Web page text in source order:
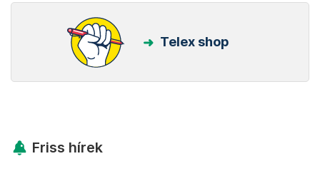
Telex shop
Friss hírek